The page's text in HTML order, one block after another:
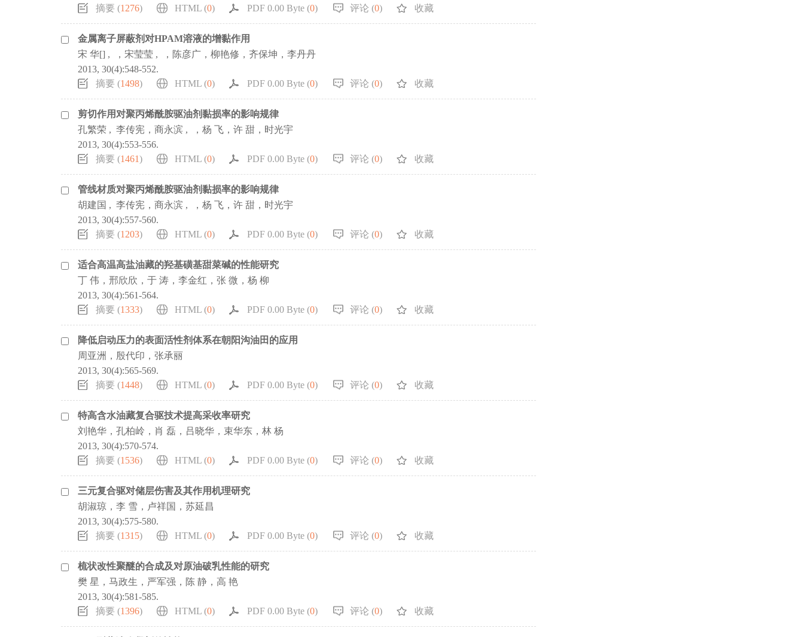
摘要 (1276) HTML (0) PDF 0.00 Byte (0) 评论 (0) 收藏
金属离子屏蔽剂对HPAM溶液的增黏作用
宋 华[] , ，宋莹莹 , ，陈彦广，柳艳修，齐保坤，李丹丹
2013, 30(4):548-552.
摘要 (1498) HTML (0) PDF 0.00 Byte (0) 评论 (0) 收藏
剪切作用对聚丙烯酰胺驱油剂黏损率的影响规律
孔繁荣 , 李传宪，商永滨 , ，杨 飞，许 甜，时光宇
2013, 30(4):553-556.
摘要 (1461) HTML (0) PDF 0.00 Byte (0) 评论 (0) 收藏
管线材质对聚丙烯酰胺驱油剂黏损率的影响规律
胡建国 , 李传宪，商永滨 , ，杨 飞，许 甜，时光宇
2013, 30(4):557-560.
摘要 (1203) HTML (0) PDF 0.00 Byte (0) 评论 (0) 收藏
适合高温高盐油藏的羟基磺基甜菜碱的性能研究
丁 伟，邢欣欣，于 涛，李金红，张 微，杨 柳
2013, 30(4):561-564.
摘要 (1333) HTML (0) PDF 0.00 Byte (0) 评论 (0) 收藏
降低启动压力的表面活性剂体系在朝阳沟油田的应用
周亚洲，殷代印，张承丽
2013, 30(4):565-569.
摘要 (1448) HTML (0) PDF 0.00 Byte (0) 评论 (0) 收藏
特高含水油藏复合驱技术提高采收率研究
刘艳华，孔柏岭，肖 磊，吕晓华，束华东，林 杨
2013, 30(4):570-574.
摘要 (1536) HTML (0) PDF 0.00 Byte (0) 评论 (0) 收藏
三元复合驱对储层伤害及其作用机理研究
胡淑琼，李 雪，卢祥国，苏延昌
2013, 30(4):575-580.
摘要 (1315) HTML (0) PDF 0.00 Byte (0) 评论 (0) 收藏
梳状改性聚醚的合成及对原油破乳性能的研究
樊 星，马政生，严军强，陈 静，高 艳
2013, 30(4):581-585.
摘要 (1396) HTML (0) PDF 0.00 Byte (0) 评论 (0) 收藏